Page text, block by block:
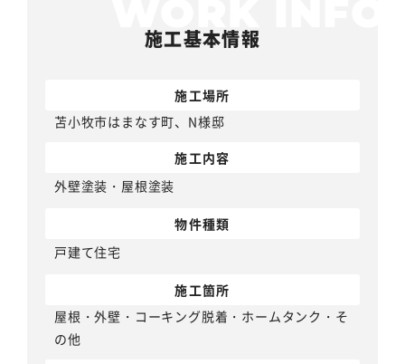
施工基本情報
施工場所
苫小牧市はまなす町、N様邸
施工内容
外壁塗装 ・ 屋根塗装
物件種類
戸建て住宅
施工箇所
屋根・外壁・コーキング脱着・ホームタンク・そ
の他